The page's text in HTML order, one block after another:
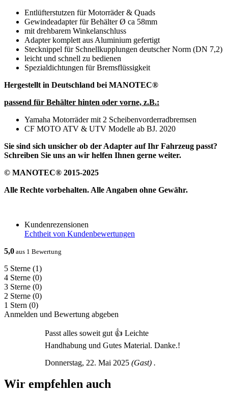
Entlüfterstutzen für Motorräder & Quads
Gewindeadapter für Behälter Ø ca 58mm
mit drehbarem Winkelanschluss
Adapter komplett aus Aluminium gefertigt
Stecknippel für Schnellkupplungen deutscher Norm (DN 7,2)
leicht und schnell zu bedienen
Spezialdichtungen für Bremsflüssigkeit
Hergestellt in Deutschland bei MANOTEC®
passend für Behälter hinten oder vorne, z.B.:
Yamaha Motorräder mit 2 Scheibenvorderradbremsen
CF MOTO ATV & UTV Modelle ab BJ. 2020
Sie sind sich unsicher ob der Adapter auf Ihr Fahrzeug passt?
Schreiben Sie uns an wir helfen Ihnen gerne weiter.
© MANOTEC® 2015-2025
Alle Rechte vorbehalten. Alle Angaben ohne Gewähr.
Kundenrezensionen
Echtheit von Kundenbewertungen
5,0 aus 1 Bewertung
5 Sterne (1)
4 Sterne (0)
3 Sterne (0)
2 Sterne (0)
1 Stern (0)
Anmelden und Bewertung abgeben
Passt alles soweit gut 👍 Leichte
Handhabung und Gutes Material. Danke.!
Donnerstag, 22. Mai 2025 (Gast) .
Wir empfehlen auch